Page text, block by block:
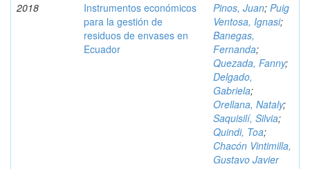
2018
Instrumentos económicos
para la gestión de
residuos de envases en
Ecuador
Pinos, Juan; Puig
Ventosa, Ignasi;
Banegas,
Fernanda;
Quezada, Fanny;
Delgado,
Gabriela;
Orellana, Nataly;
Saquisilí, Silvia;
Quindi, Toa;
Chacón Vintimilla,
Gustavo Javier